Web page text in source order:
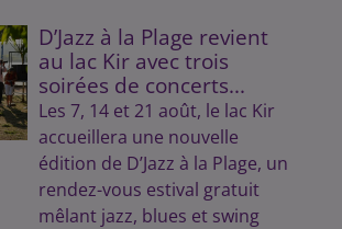
D’Jazz à la Plage revient
au lac Kir avec trois
soirées de concerts...
Les 7, 14 et 21 août, le lac Kir
accueillera une nouvelle
édition de D’Jazz à la Plage, un
rendez-vous estival gratuit
mêlant jazz, blues et swing